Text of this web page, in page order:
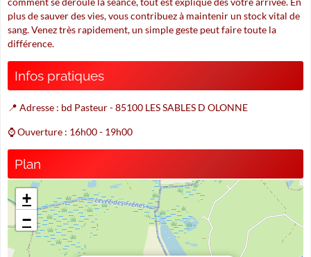
plus de sauver des vies, vous contribuez à maintenir un stock vital de
sang. Venez très rapidement, un simple geste peut faire toute la
différence.
Infos pratiques
📍 Adresse : bd Pasteur - 85100 LES SABLES D OLONNE
⌚ Ouverture : 16h00 - 19h00
Plan
+
−